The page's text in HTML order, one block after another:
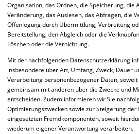
Organisation, das Ordnen, die Speicherung, die
Veränderung, das Auslesen, das Abfragen, die
Offenlegung durch Übermittlung, Verbreitung
Bereitstellung, den Abgleich oder die
Löschen oder die Vernichtung.
Mit der nachfolgenden Datenschutzerklärung
insbesondere über Art, Umfang, Zweck, Dauer
Verarbeitung personenbezogener Daten,
gemeinsam mit anderen über die Zwecke und
entscheiden. Zudem informieren wir Sie
Optimierungszwecken sowie zur Steigerung
eingesetzten Fremdkomponenten, soweit
wiederum eigener Verantwortung verarbeiten.